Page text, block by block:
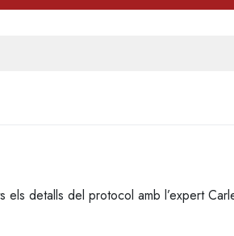
els detalls del protocol amb l’expert